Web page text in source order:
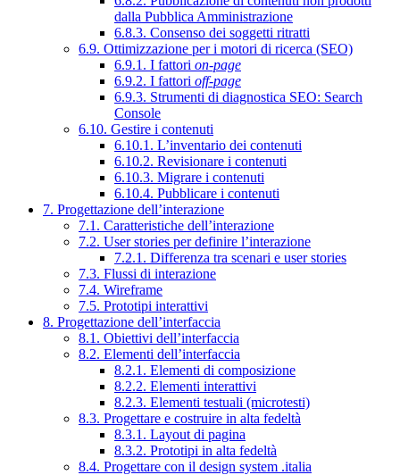
dalla Pubblica Amministrazione
6.8.3. Consenso dei soggetti ritratti
6.9. Ottimizzazione per i motori di ricerca (SEO)
6.9.1. I fattori on-page
6.9.2. I fattori off-page
6.9.3. Strumenti di diagnostica SEO: Search
Console
6.10. Gestire i contenuti
6.10.1. L’inventario dei contenuti
6.10.2. Revisionare i contenuti
6.10.3. Migrare i contenuti
6.10.4. Pubblicare i contenuti
7. Progettazione dell’interazione
7.1. Caratteristiche dell’interazione
7.2. User stories per definire l’interazione
7.2.1. Differenza tra scenari e user stories
7.3. Flussi di interazione
7.4. Wireframe
7.5. Prototipi interattivi
8. Progettazione dell’interfaccia
8.1. Obiettivi dell’interfaccia
8.2. Elementi dell’interfaccia
8.2.1. Elementi di composizione
8.2.2. Elementi interattivi
8.2.3. Elementi testuali (microtesti)
8.3. Progettare e costruire in alta fedeltà
8.3.1. Layout di pagina
8.3.2. Prototipi in alta fedeltà
8.4. Progettare con il design system .italia